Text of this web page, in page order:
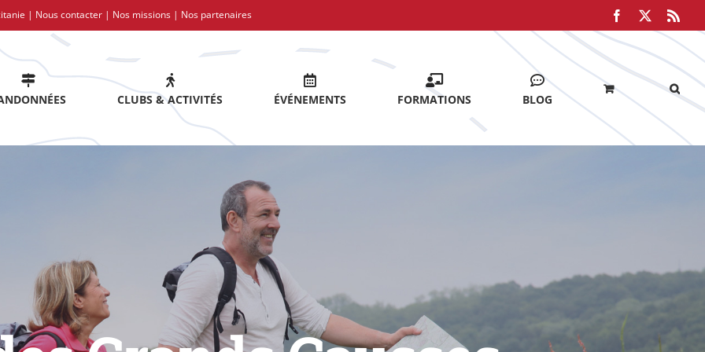
| Nous contacter | Nos missions | Nos partenaires Facebook
CLUBS & ACTIVITÉS ÉVÉNEMENTS FORMATIONS BLOG